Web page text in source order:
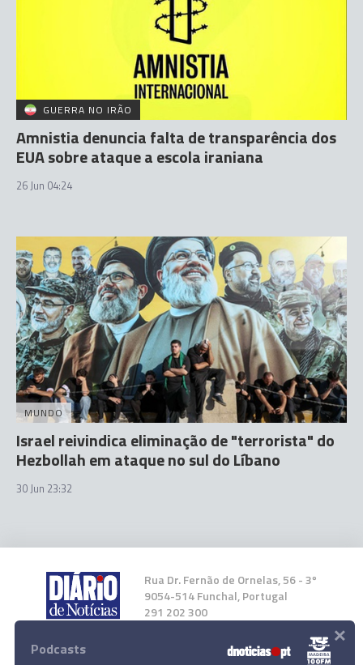
GUERRA NO IRÃO
Amnistia denuncia falta de transparência dos
EUA sobre ataque a escola iraniana
26 Jun 04:24
MUNDO
Israel reivindica eliminação de "terrorista" do
Hezbollah em ataque no sul do Líbano
30 Jun 23:32
Rua Dr. Fernão de Ornelas, 56 - 3º
9054-514 Funchal, Portugal
291 202 300
Instale a nossa App
Podcasts ×